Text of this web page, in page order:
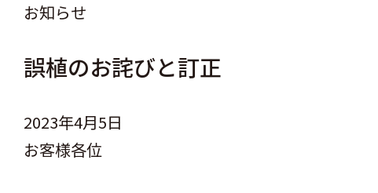
お知らせ
誤植のお詫びと訂正
2023年4月5日
お客様各位